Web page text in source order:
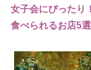
女子会にぴったり
食べられるお店5選